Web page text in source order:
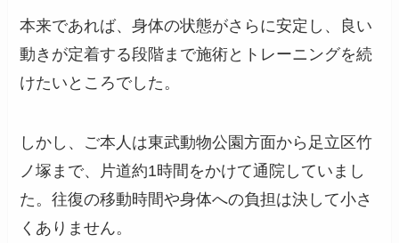
本来であれば、身体の状態がさらに安定し、良い
動きが定着する段階まで施術とトレーニングを続
けたいところでした。
しかし、ご本人は東武動物公園方面から足立区竹
ノ塚まで、片道約1時間をかけて通院していまし
た。往復の移動時間や身体への負担は決して小さ
くありません。